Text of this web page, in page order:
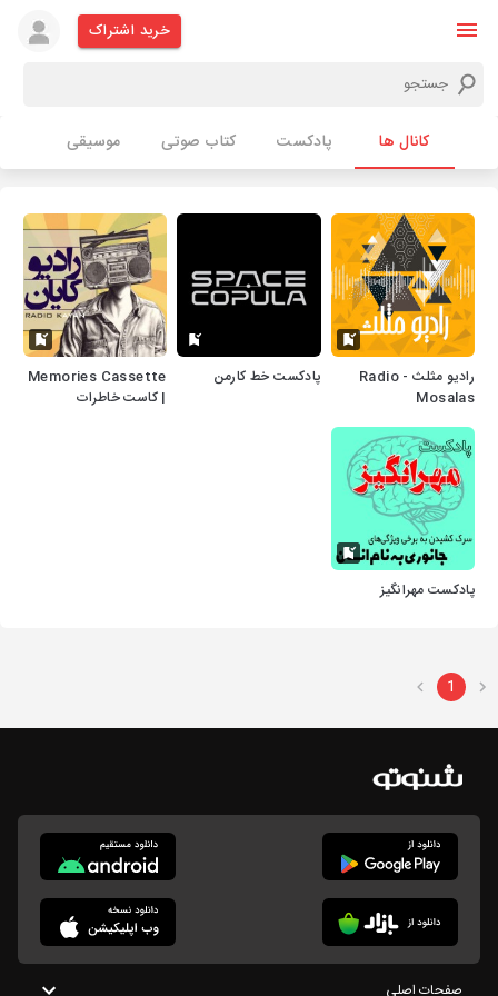
خرید اشتراک
کانال ها پادکست کتاب صوتی موسیقی
رادیو مثلث - Radio
Mosalas
پادکست خط کارمن
Memories Cassette
| کاست خاطرات
پادکست مهرانگیز
1
صفحات اصلی